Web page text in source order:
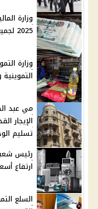
وزارة
2025 لجميع العاملين بالدولة
وزارة
التموينية
مي عبد
الإيجار
تسليم
رئيس
ارتفاع